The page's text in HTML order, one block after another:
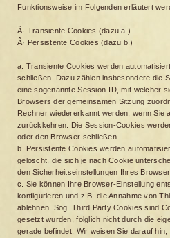
Funktionsweise im Folgenden erläutert
Â· Transiente Cookies (dazu a.)
Â· Persistente Cookies (dazu b.)
a. Transiente Cookies werden
schließen. Dazu zählen insbesondere die
eine sogenannte Session-ID, mit welcher
Browsers der gemeinsamen Sitzung
Rechner wiedererkannt werden, wenn Sie
zurückkehren. Die Session-Cookies
oder den Browser schließen.
b. Persistente Cookies werden
gelöscht, die sich je nach Cookie
den Sicherheitseinstellungen Ihres
c. Sie können Ihre Browser-Einstellung
konfigurieren und z.B. die Annahme von
ablehnen. Sog. Third Party Cookies sind
gesetzt wurden, folglich nicht durch die
gerade befindet. Wir weisen Sie darauf